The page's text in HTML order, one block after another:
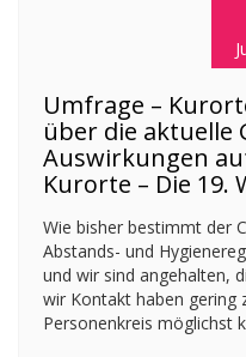
Umfrage –
über die aktuelle
Auswirkungen
Kurorte – Die 19.
Wie bisher bestimmt der
Abstands- und
und wir sind angehalten,
wir Kontakt haben gering
Personenkreis möglichst